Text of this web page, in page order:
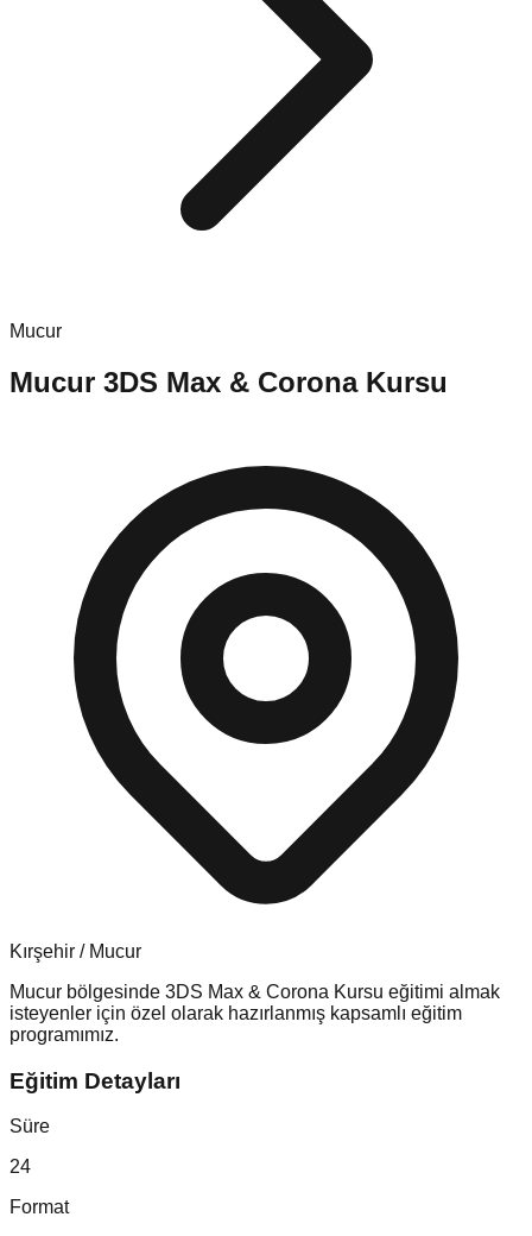
Mucur
Mucur 3DS Max & Corona Kursu
Kırşehir / Mucur
Mucur bölgesinde 3DS Max & Corona Kursu eğitimi almak
isteyenler için özel olarak hazırlanmış kapsamlı eğitim
programımız.
Eğitim Detayları
Süre
24
Format